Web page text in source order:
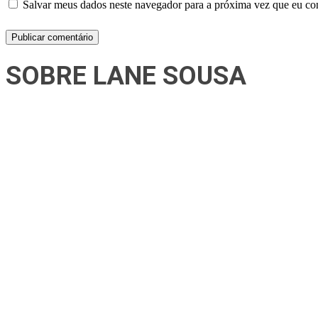
Salvar meus dados neste navegador para a próxima vez que eu
SOBRE LANE SOUSA